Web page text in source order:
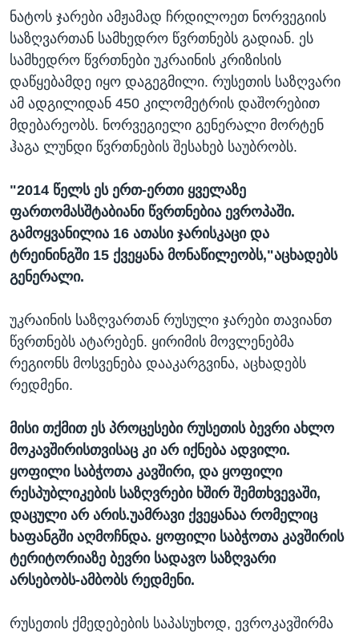
ნატოს ჯარები ამჟამად ჩრდილოეთ ნორვეგიის
საზღვართან სამხედრო წვრთნებს გადიან. ეს
სამხედრო წვრთნები უკრაინის კრიზისის
დაწყებამდე იყო დაგეგმილი. რუსეთის საზღვარი
ამ ადგილიდან 450 კილომეტრის დაშორებით
მდებარეობს. ნორვეგიელი გენერალი მორტენ
ჰაგა ლუნდი წვრთნების შესახებ საუბრობს.
"2014 წელს ეს ერთ-ერთი ყველაზე
ფართომასშტაბიანი წვრთნებია ევროპაში.
გამოყვანილია 16 ათასი ჯარისკაცი და
ტრეინინგში 15 ქვეყანა მონაწილეობს,"აცხადებს
გენერალი.
უკრაინის საზღვართან რუსული ჯარები თავიანთ
წვრთნებს ატარებენ. ყირიმის მოვლენებმა
რეგიონს მოსვენება დააკარგვინა, აცხადებს
რედმენი.
მისი თქმით ეს პროცესები რუსეთის ბევრი ახლო
მოკავშირისთვისაც კი არ იქნება ადვილი.
ყოფილი საბჭოთა კავშირი, და ყოფილი
რესპუბლიკების საზღვრები ხშირ შემთხვევაში,
დაცული არ არის.უამრავი ქვეყანაა რომელიც
ხაფანგში აღმოჩნდა. ყოფილი საბჭოთა კავშირის
ტერიტორიაზე ბევრი სადავო საზღვარი
არსებობს-ამბობს რედმენი.
რუსეთის ქმედებების საპასუხოდ, ევროკავშირმა